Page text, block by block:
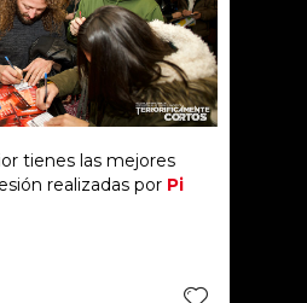
tienes las mejores
realizadas por Pi